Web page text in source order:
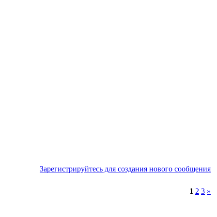
Зарегистрируйтесь для создания нового сообщения
1 2 3 »